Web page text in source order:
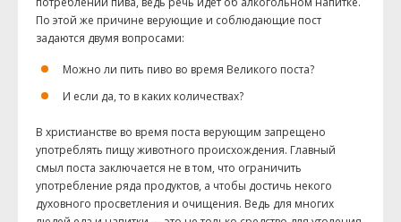
По этой же причине верующие и соблюдающие пост
задаются двумя вопросами:
Можно ли пить пиво во время Великого поста?
И если да, то в каких количествах?
В христианстве во время поста верующим запрещено
употреблять пищу животного происхождения. Главный
смыл поста заключается не в том, что ограничить
употребление ряда продуктов, а чтобы достичь некого
духовного просветления и очищения. Ведь для многих